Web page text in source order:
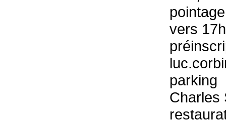
vers
Charles